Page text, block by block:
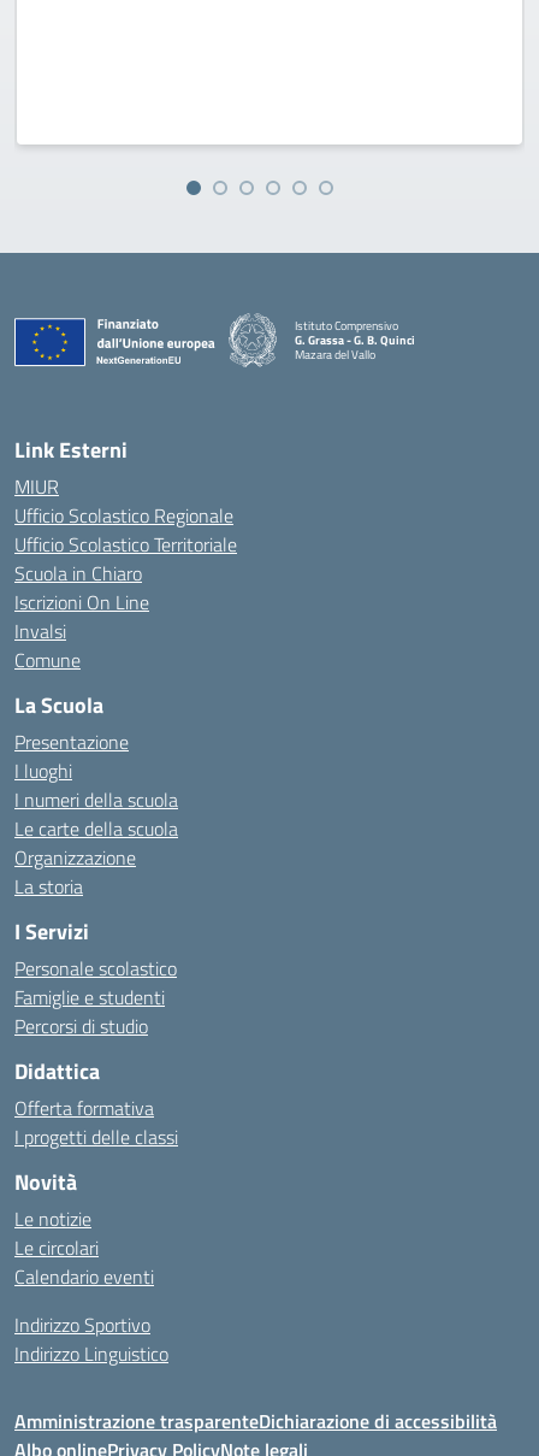
Istituto Comprensivo
G. Grassa - G. B. Quinci
Mazara del Vallo
Link Esterni
MIUR
Ufficio Scolastico Regionale
Ufficio Scolastico Territoriale
Scuola in Chiaro
Iscrizioni On Line
Invalsi
Comune
La Scuola
Presentazione
I luoghi
I numeri della scuola
Le carte della scuola
Organizzazione
La storia
I Servizi
Personale scolastico
Famiglie e studenti
Percorsi di studio
Didattica
Offerta formativa
I progetti delle classi
Novità
Le notizie
Le circolari
Calendario eventi
Indirizzo Sportivo
Indirizzo Linguistico
Amministrazione trasparenteDichiarazione di accessibilità
Albo onlinePrivacy PolicyNote legali